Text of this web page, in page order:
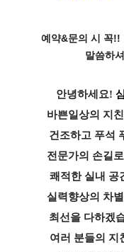
예약&문의 시 꼭!!
말씀하
안녕하세요!
바쁜일상의 지
건조하고 푸석
전문가의 손길
쾌적한 실내 공
실력향상의 차
최선을 다하겠
여러 분들의 지